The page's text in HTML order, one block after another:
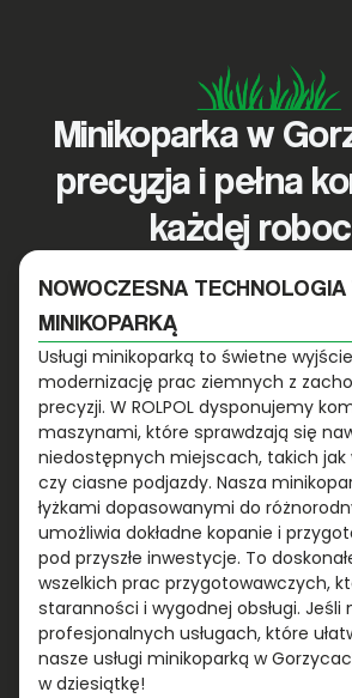
Minikoparka w
precyzja i pełna
każdej
NOWOCZESNA
MINIKOPARKĄ
Usługi minikoparką to świetne
modernizację prac ziemnych z
precyzji. W ROLPOL dysponujemy
maszynami, które sprawdzają się
niedostępnych miejscach, takich jak
czy ciasne podjazdy. Nasza
łyżkami dopasowanymi do
umożliwia dokładne kopanie i
pod przyszłe inwestycje. To
wszelkich prac przygotowawczych,
staranności i wygodnej obsługi. Jeśli
profesjonalnych usługach, które
nasze usługi minikoparką w
w dziesiątkę!